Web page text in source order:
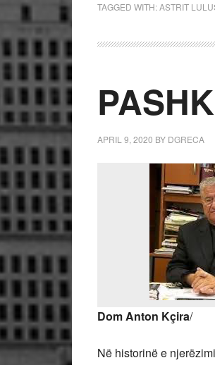
TAGGED WITH:ASTRIT
APRIL 9, 2020 BY DGRECA
Dom Anton Kçira/
Në historinë e